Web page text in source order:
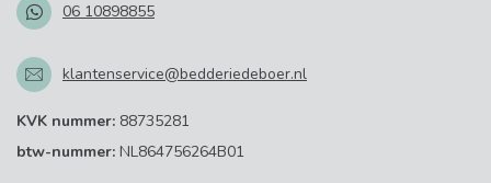
06 10898855
klantenservice@bedderiedeboer.nl
KVK nummer: 88735281
btw-nummer: NL864756264B01